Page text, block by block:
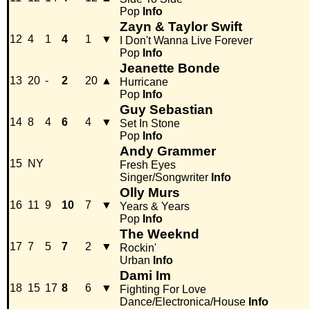
Pop Info
12 4 1 4 1 ▼
Zayn & Taylor Swift
I Don't Wanna Live Forever
Pop Info
13 20 - 2 20 ▲
Jeanette Bonde
Hurricane
Pop Info
14 8 4 6 4 ▼
Guy Sebastian
Set In Stone
Pop Info
15 NY
Andy Grammer
Fresh Eyes
Singer/Songwriter Info
16 11 9 10 7 ▼
Olly Murs
Years & Years
Pop Info
17 7 5 7 2 ▼
The Weeknd
Rockin'
Urban Info
18 15 17 8 6 ▼
Dami Im
Fighting For Love
Dance/Electronica/House Info